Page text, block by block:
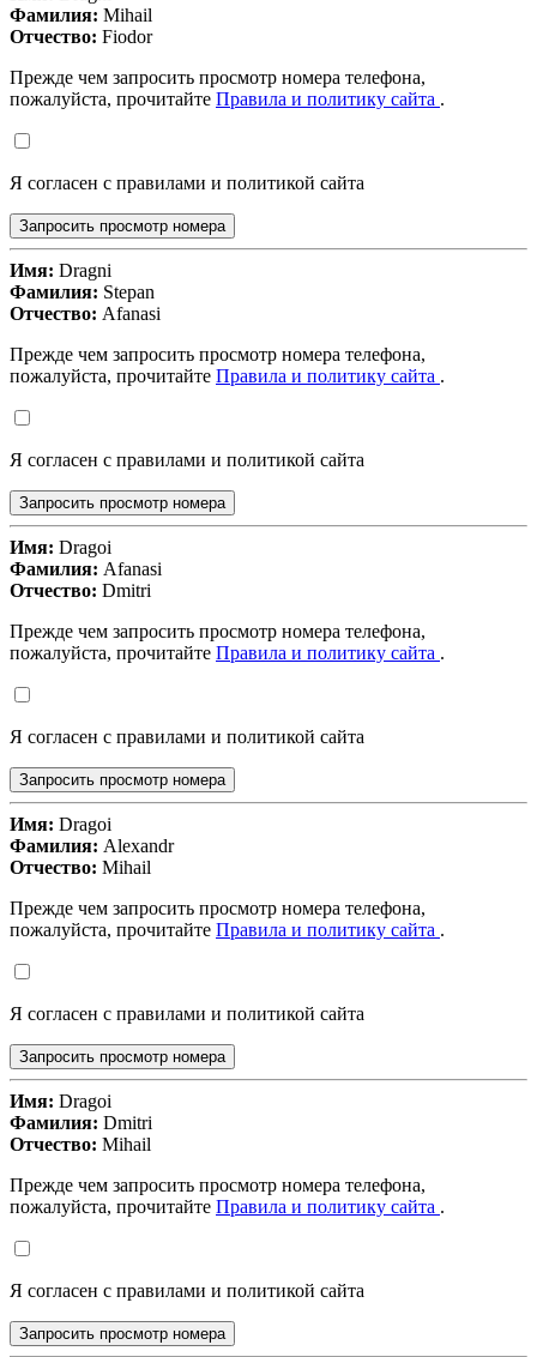
Фамилия: Mihail
Отчество: Fiodor
Прежде чем запросить просмотр номера телефона,
пожалуйста, прочитайте Правила и политику сайта .
Я согласен с правилами и политикой сайта
Запросить просмотр номера
Имя: Dragni
Фамилия: Stepan
Отчество: Afanasi
Прежде чем запросить просмотр номера телефона,
пожалуйста, прочитайте Правила и политику сайта .
Я согласен с правилами и политикой сайта
Запросить просмотр номера
Имя: Dragoi
Фамилия: Afanasi
Отчество: Dmitri
Прежде чем запросить просмотр номера телефона,
пожалуйста, прочитайте Правила и политику сайта .
Я согласен с правилами и политикой сайта
Запросить просмотр номера
Имя: Dragoi
Фамилия: Alexandr
Отчество: Mihail
Прежде чем запросить просмотр номера телефона,
пожалуйста, прочитайте Правила и политику сайта .
Я согласен с правилами и политикой сайта
Запросить просмотр номера
Имя: Dragoi
Фамилия: Dmitri
Отчество: Mihail
Прежде чем запросить просмотр номера телефона,
пожалуйста, прочитайте Правила и политику сайта .
Я согласен с правилами и политикой сайта
Запросить просмотр номера